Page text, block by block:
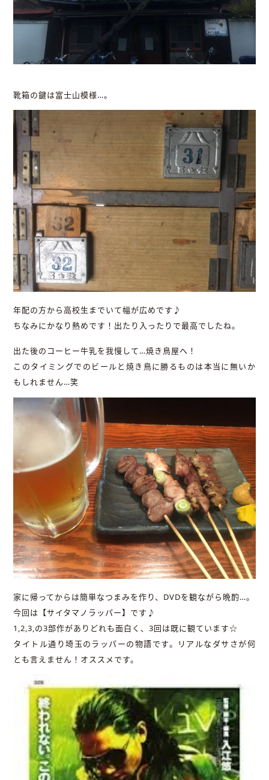
靴箱の鍵は富士山模様…。
年配の方から高校生までいて幅が広めです♪
ちなみにかなり熱めです！出たり入ったりで最高でしたね。
出た後のコーヒー牛乳を我慢して…焼き鳥屋へ！
このタイミングでのビールと焼き鳥に勝るものは本当に無いか
もしれません…笑
家に帰ってからは簡単なつまみを作り、DVDを観ながら晩酌…。
今回は【サイタマノラッパー】です♪
1,2,3,の3部作がありどれも面白く、3回は既に観ています☆
タイトル通り埼玉のラッパーの物語です。リアルなダサさが何
とも言えません！オススメです。